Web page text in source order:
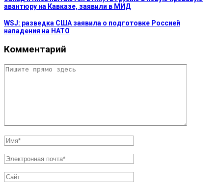
авантюру на Кавказе, заявили в МИД
WSJ: разведка США заявила о подготовке Россией
нападения на НАТО
Комментарий